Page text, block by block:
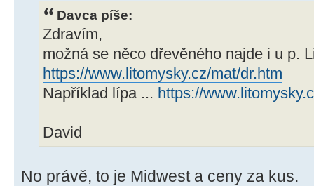
Davca píše:
Zdravím,
možná se něco dřevěného najde i u p.
https://www.litomysky.cz/mat/dr.htm
Například lípa ... https://
David
No právě, to je Midwest a ceny za kus.